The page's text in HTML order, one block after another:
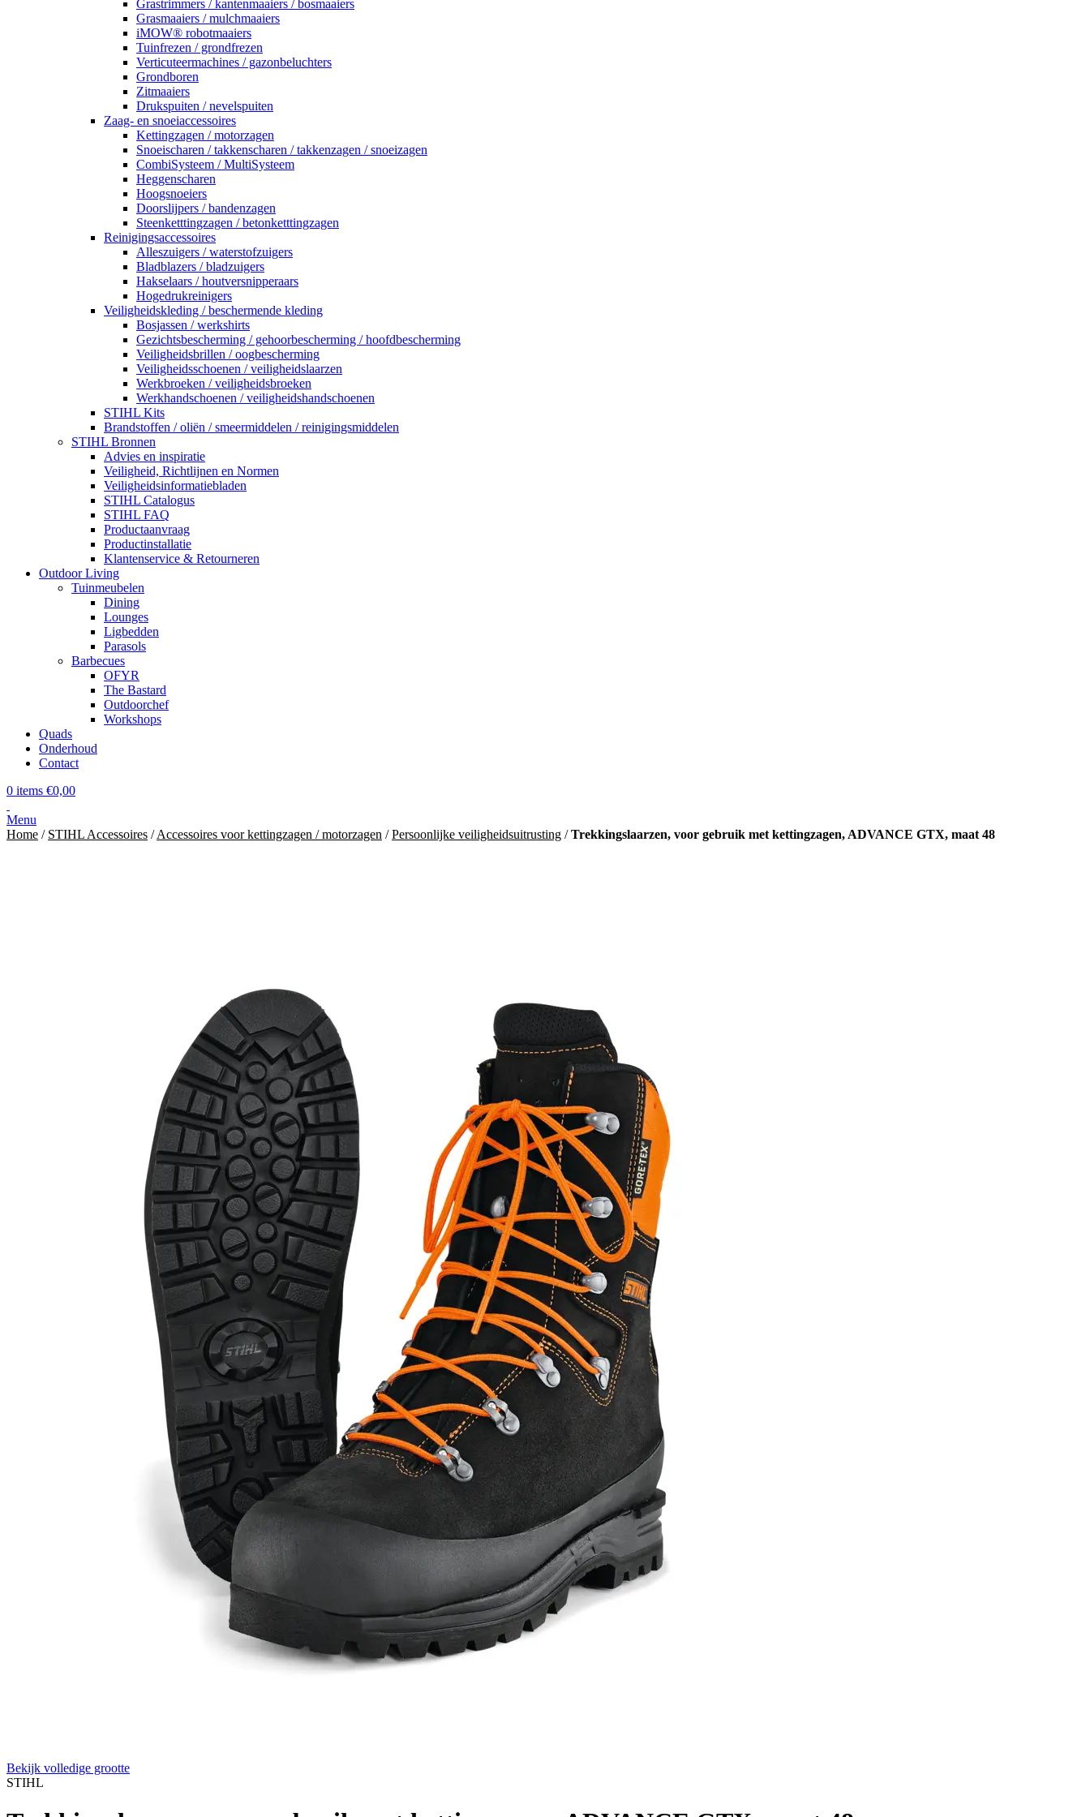
Grastrimmers / kantenmaaiers / bosmaaiers
Grasmaaiers / mulchmaaiers
iMOW® robotmaaiers
Tuinfrezen / grondfrezen
Verticuteermachines / gazonbeluchters
Grondboren
Zitmaaiers
Drukspuiten / nevelspuiten
Zaag- en snoeiaccessoires
Kettingzagen / motorzagen
Snoeischaren / takkenscharen / takkenzagen / snoeizagen
CombiSysteem / MultiSysteem
Heggenscharen
Hoogsnoeiers
Doorslijpers / bandenzagen
Steenketttingzagen / betonketttingzagen
Reinigingsaccessoires
Alleszuigers / waterstofzuigers
Bladblazers / bladzuigers
Hakselaars / houtversnipperaars
Hogedrukreinigers
Veiligheidskleding / beschermende kleding
Bosjassen / werkshirts
Gezichtsbescherming / gehoorbescherming / hoofdbescherming
Veiligheidsbrillen / oogbescherming
Veiligheidsschoenen / veiligheidslaarzen
Werkbroeken / veiligheidsbroeken
Werkhandschoenen / veiligheidshandschoenen
STIHL Kits
Brandstoffen / oliën / smeermiddelen / reinigingsmiddelen
STIHL Bronnen
Advies en inspiratie
Veiligheid, Richtlijnen en Normen
Veiligheidsinformatiebladen
STIHL Catalogus
STIHL FAQ
Productaanvraag
Productinstallatie
Klantenservice & Retourneren
Outdoor Living
Tuinmeubelen
Dining
Lounges
Ligbedden
Parasols
Barbecues
OFYR
The Bastard
Outdoorchef
Workshops
Quads
Onderhoud
Contact
0 items €0,00
Menu
Home / STIHL Accessoires /Accessoires voor kettingzagen / motorzagen /Persoonlijke veiligheidsuitrusting /Trekkingslaarzen, voor gebruik met kettingzagen, ADVANCE GTX, maat 48
Bekijk volledige grootte
STIHL